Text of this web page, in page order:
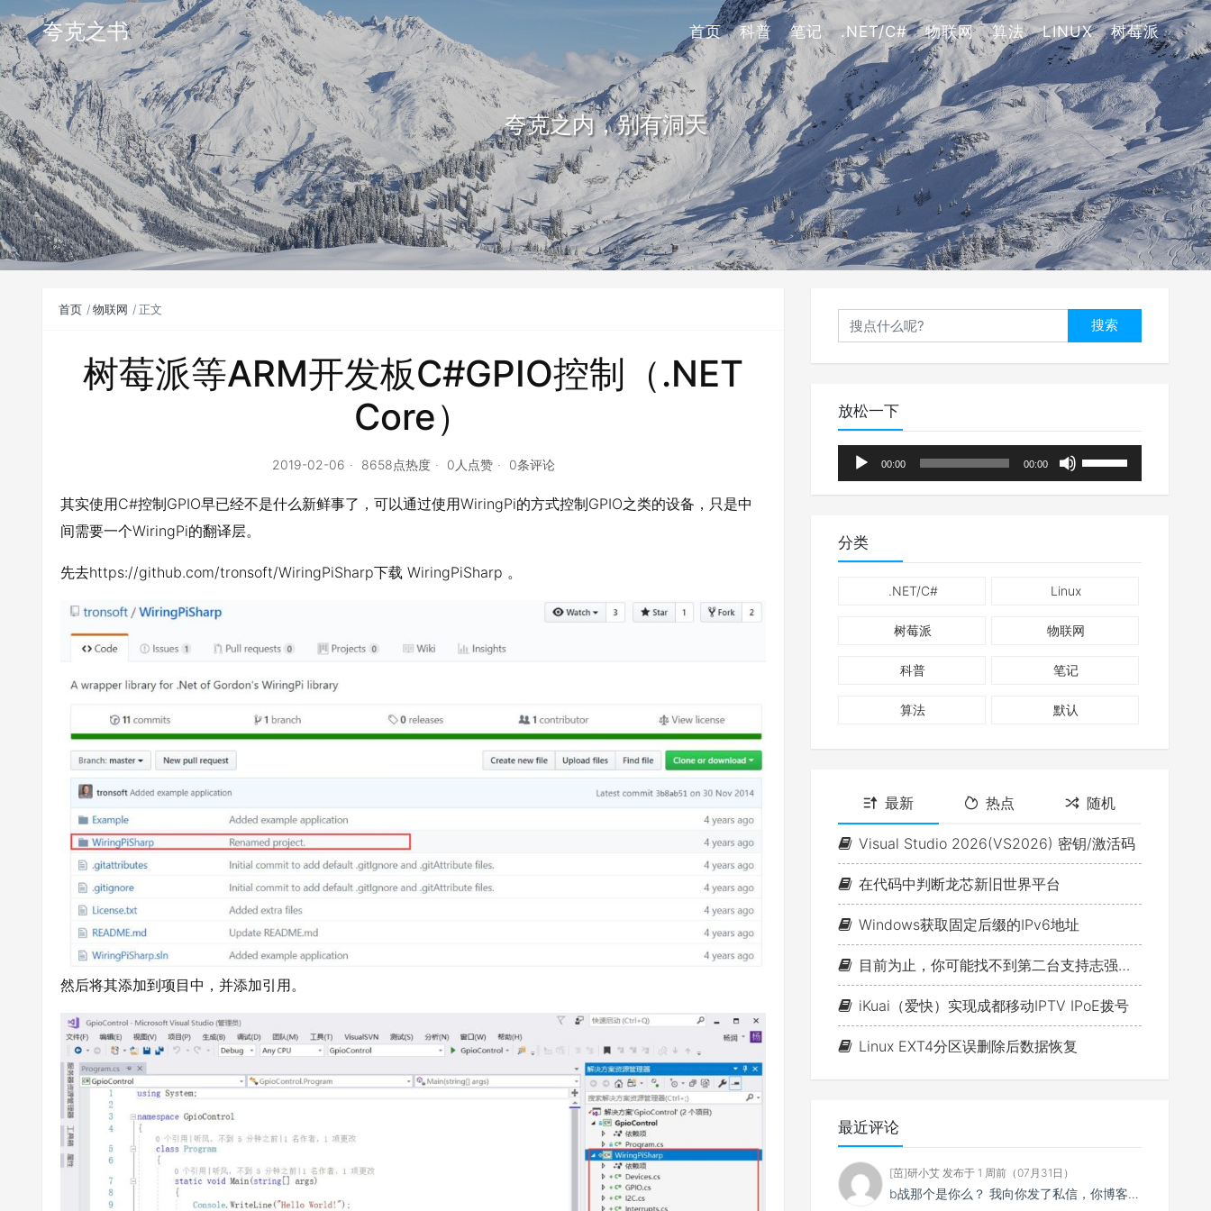
夸克之书 首页 科普 笔记 .NET/C# 物联网 算法 LINUX 树莓派
夸克之内，别有洞天
首页 物联网 正文
树莓派等ARM开发板C#GPIO控制（.NET
Core）
2019-02-06 8658点热度 0人点赞 0条评论
其实使用C#控制GPIO早已经不是什么新鲜事了，可以通过使用WiringPi的方式控制GPIO之类的设备，只是中
间需要一个WiringPi的翻译层。
先去https://github.com/tronsoft/WiringPiSharp下载 WiringPiSharp 。
然后将其添加到项目中，并添加引用。
搜索
放松一下
频
放
器
00:00 00:00
使
用
键
音
量。
分类
.NET/C# Linux
树莓派 物联网
科普 笔记
算法 默认
最新 热点 随机
Visual Studio 2026(VS2026) 密钥/激活码
在代码中判断龙芯新旧世界平台
Windows获取固定后缀的IPv6地址
目前为止，你可能找不到第二台支持志强的1L小主机（P350 Tiny+W-1350+ECC+双NVME+PCIE扩展）!!!
iKuai（爱快）实现成都移动IPTV IPoE拨号
Linux EXT4分区误删除后数据恢复
最近评论
[茁]研小艾 发布于 1 周前（07月31日）
b战那个是你么？ 我向你发了私信，你博客怎么一点ViewFaceCore相关的东西都没有。 Vie...